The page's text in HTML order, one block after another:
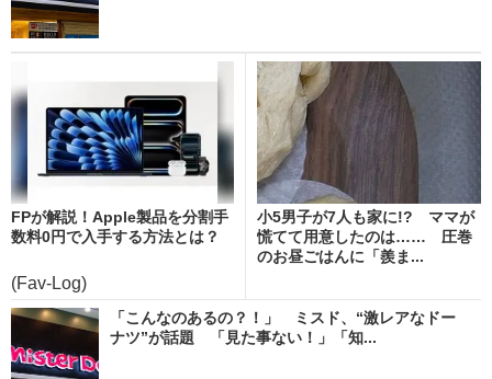
FPが解説！Apple製品を分割手
数料0円で入手する方法とは？
(Fav-Log)
小5男子が7人も家に!? ママが
慌てて用意したのは…… 圧巻
のお昼ごはんに「羨ま...
「こんなのあるの？！」 ミスド、“激レアなドー
ナツ”が話題 「見た事ない！」「知...